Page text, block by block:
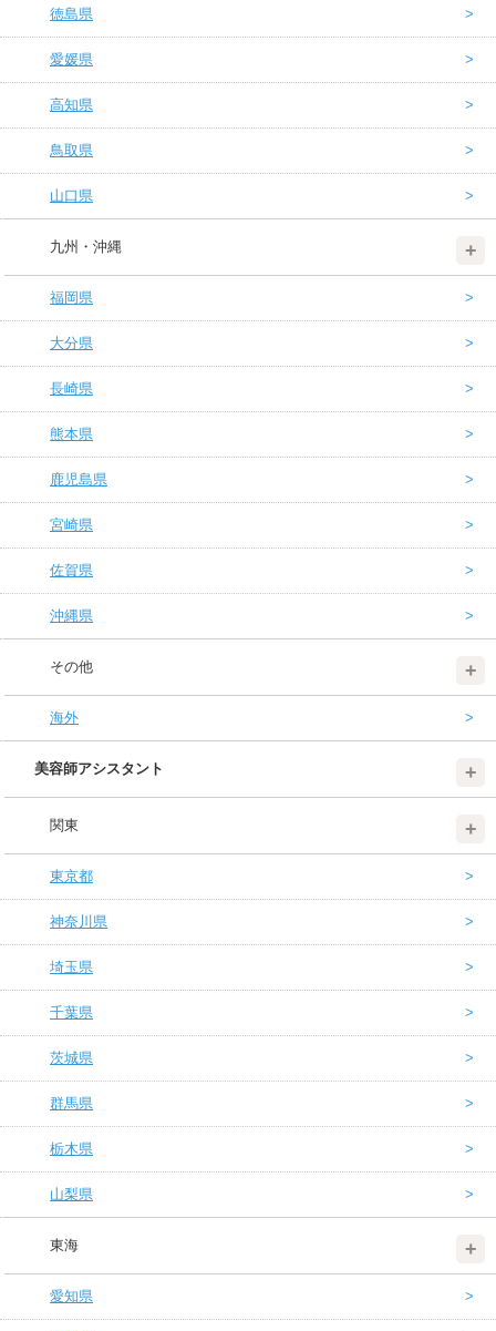
徳島県
愛媛県
高知県
鳥取県
山口県
九州・沖縄
福岡県
大分県
長崎県
熊本県
鹿児島県
宮崎県
佐賀県
沖縄県
その他
海外
美容師アシスタント
関東
東京都
神奈川県
埼玉県
千葉県
茨城県
群馬県
栃木県
山梨県
東海
愛知県